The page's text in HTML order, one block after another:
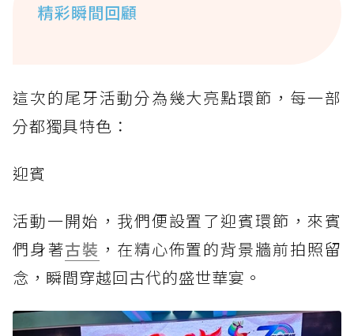
精彩瞬間回顧
這次的尾牙活動分為幾大亮點環節，每一部
分都獨具特色：
迎賓
活動一開始，我們便設置了迎賓環節，來賓
們身著古裝 ，在精心佈置的背景牆前拍照留
念，瞬間穿越回古代的盛世華宴。